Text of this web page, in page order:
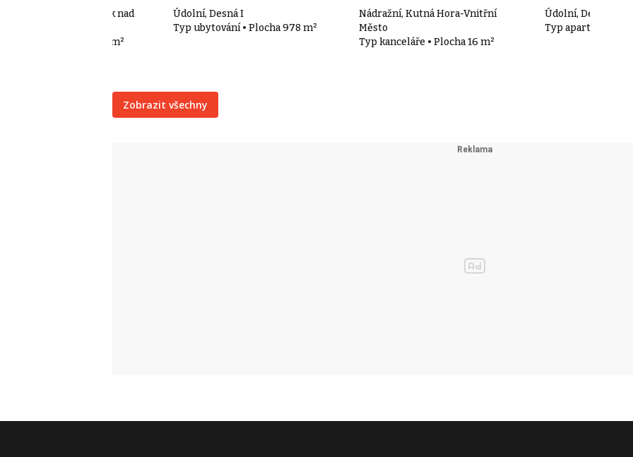
Tanvald - Šumburk nad
ubytování • Plocha 22 m²
Údolní, Desná I
Typ ubytování • Plocha 978 m²
Nádražní, Kutná Hora-Vnitřní
Město
Typ kanceláře • Plocha 16 m²
Údolní, Desná I
Typ apartmány •
Zobrazit všechny